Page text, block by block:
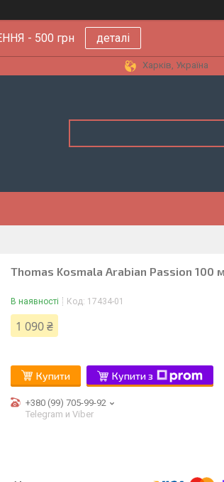
- 500 грн деталі
Харків, Україна
Thomas Kosmala Arabian Passion 100
В наявності Код: 17434-01
1 090 ₴
Купити Купити з
+380 (99) 705-99-92
Telegram и Viber